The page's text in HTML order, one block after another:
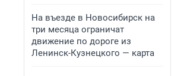
На въезде в Новосибирск на
три месяца ограничат
движение по дороге из
Ленинск-Кузнецкого — карта